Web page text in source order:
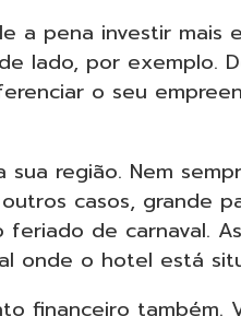
a pena investir mais
lado, por exemplo.
o seu
região. Nem
casos, grande
de carnaval.
onde o hotel está
financeiro também.